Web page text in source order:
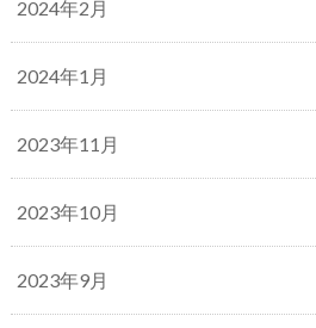
2024年2月
2024年1月
2023年11月
2023年10月
2023年9月